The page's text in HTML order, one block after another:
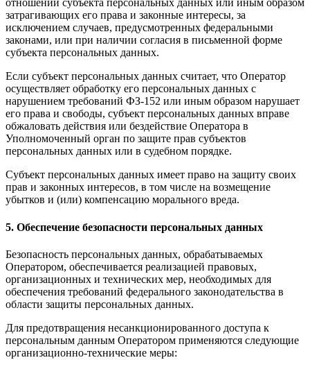
отношении субъекта персональных данных или иным образом
затрагивающих его права и законные интересы, за
исключением случаев, предусмотренных федеральными
законами, или при наличии согласия в письменной форме
субъекта персональных данных.
Если субъект персональных данных считает, что Оператор
осуществляет обработку его персональных данных с
нарушением требований ФЗ-152 или иным образом нарушает
его права и свободы, субъект персональных данных вправе
обжаловать действия или бездействие Оператора в
Уполномоченный орган по защите прав субъектов
персональных данных или в судебном порядке.
Субъект персональных данных имеет право на защиту своих
прав и законных интересов, в том числе на возмещение
убытков и (или) компенсацию морального вреда.
5. Обеспечение безопасности персональных данных
Безопасность персональных данных, обрабатываемых
Оператором, обеспечивается реализацией правовых,
организационных и технических мер, необходимых для
обеспечения требований федерального законодательства в
области защиты персональных данных.
Для предотвращения несанкционированного доступа к
персональным данным Оператором применяются следующие
организационно-технические меры: